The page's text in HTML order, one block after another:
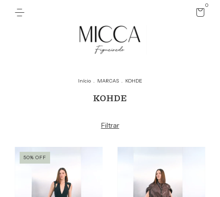
0
Início . MARCAS . KOHDE
KOHDE
Filtrar
50% OFF